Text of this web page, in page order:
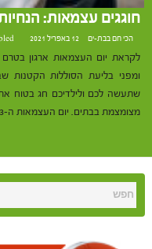
חוגגים עצמאות:
הכי חם בבת-ים 12 באפריל 2021 at 11:16
לקראת יום העצמאות ארגון בטרם
ומפני בליעת הסוללות הקטנות
מצומצמת בבתים. יום העצמאות ה-73 אמנם […]